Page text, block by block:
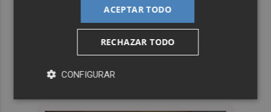
ACEPTAR TODO
RECHAZAR TODO
CONFIGURAR